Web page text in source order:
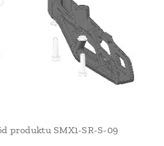
produktu SMX1-SR-S-09